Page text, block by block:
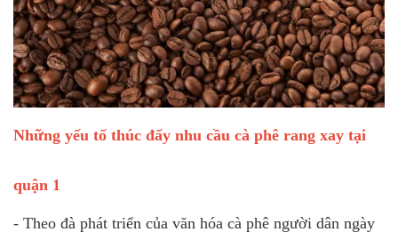
Những yếu tố thúc đẩy nhu cầu cà phê rang xay tại
quận 1
- Theo đà phát triển của văn hóa cà phê người dân ngày